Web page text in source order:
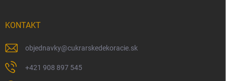
KONTAKT
objednavky@cukrarskedekoracie.sk
+421 908 897 545